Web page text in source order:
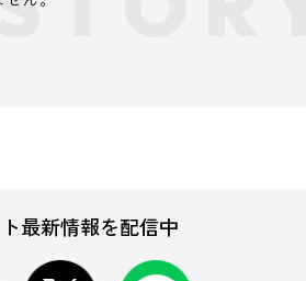
最新情報を配信中